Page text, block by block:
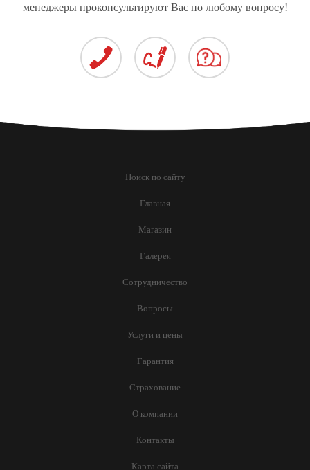
менеджеры проконсультируют Вас по любому вопросу!
Поиск по сайту
Главная
Магазин
Галерея
Сотрудничество
Вопросы
Услуги и цены
Гарантия
Страхование
О компании
Контакты
Карта сайта